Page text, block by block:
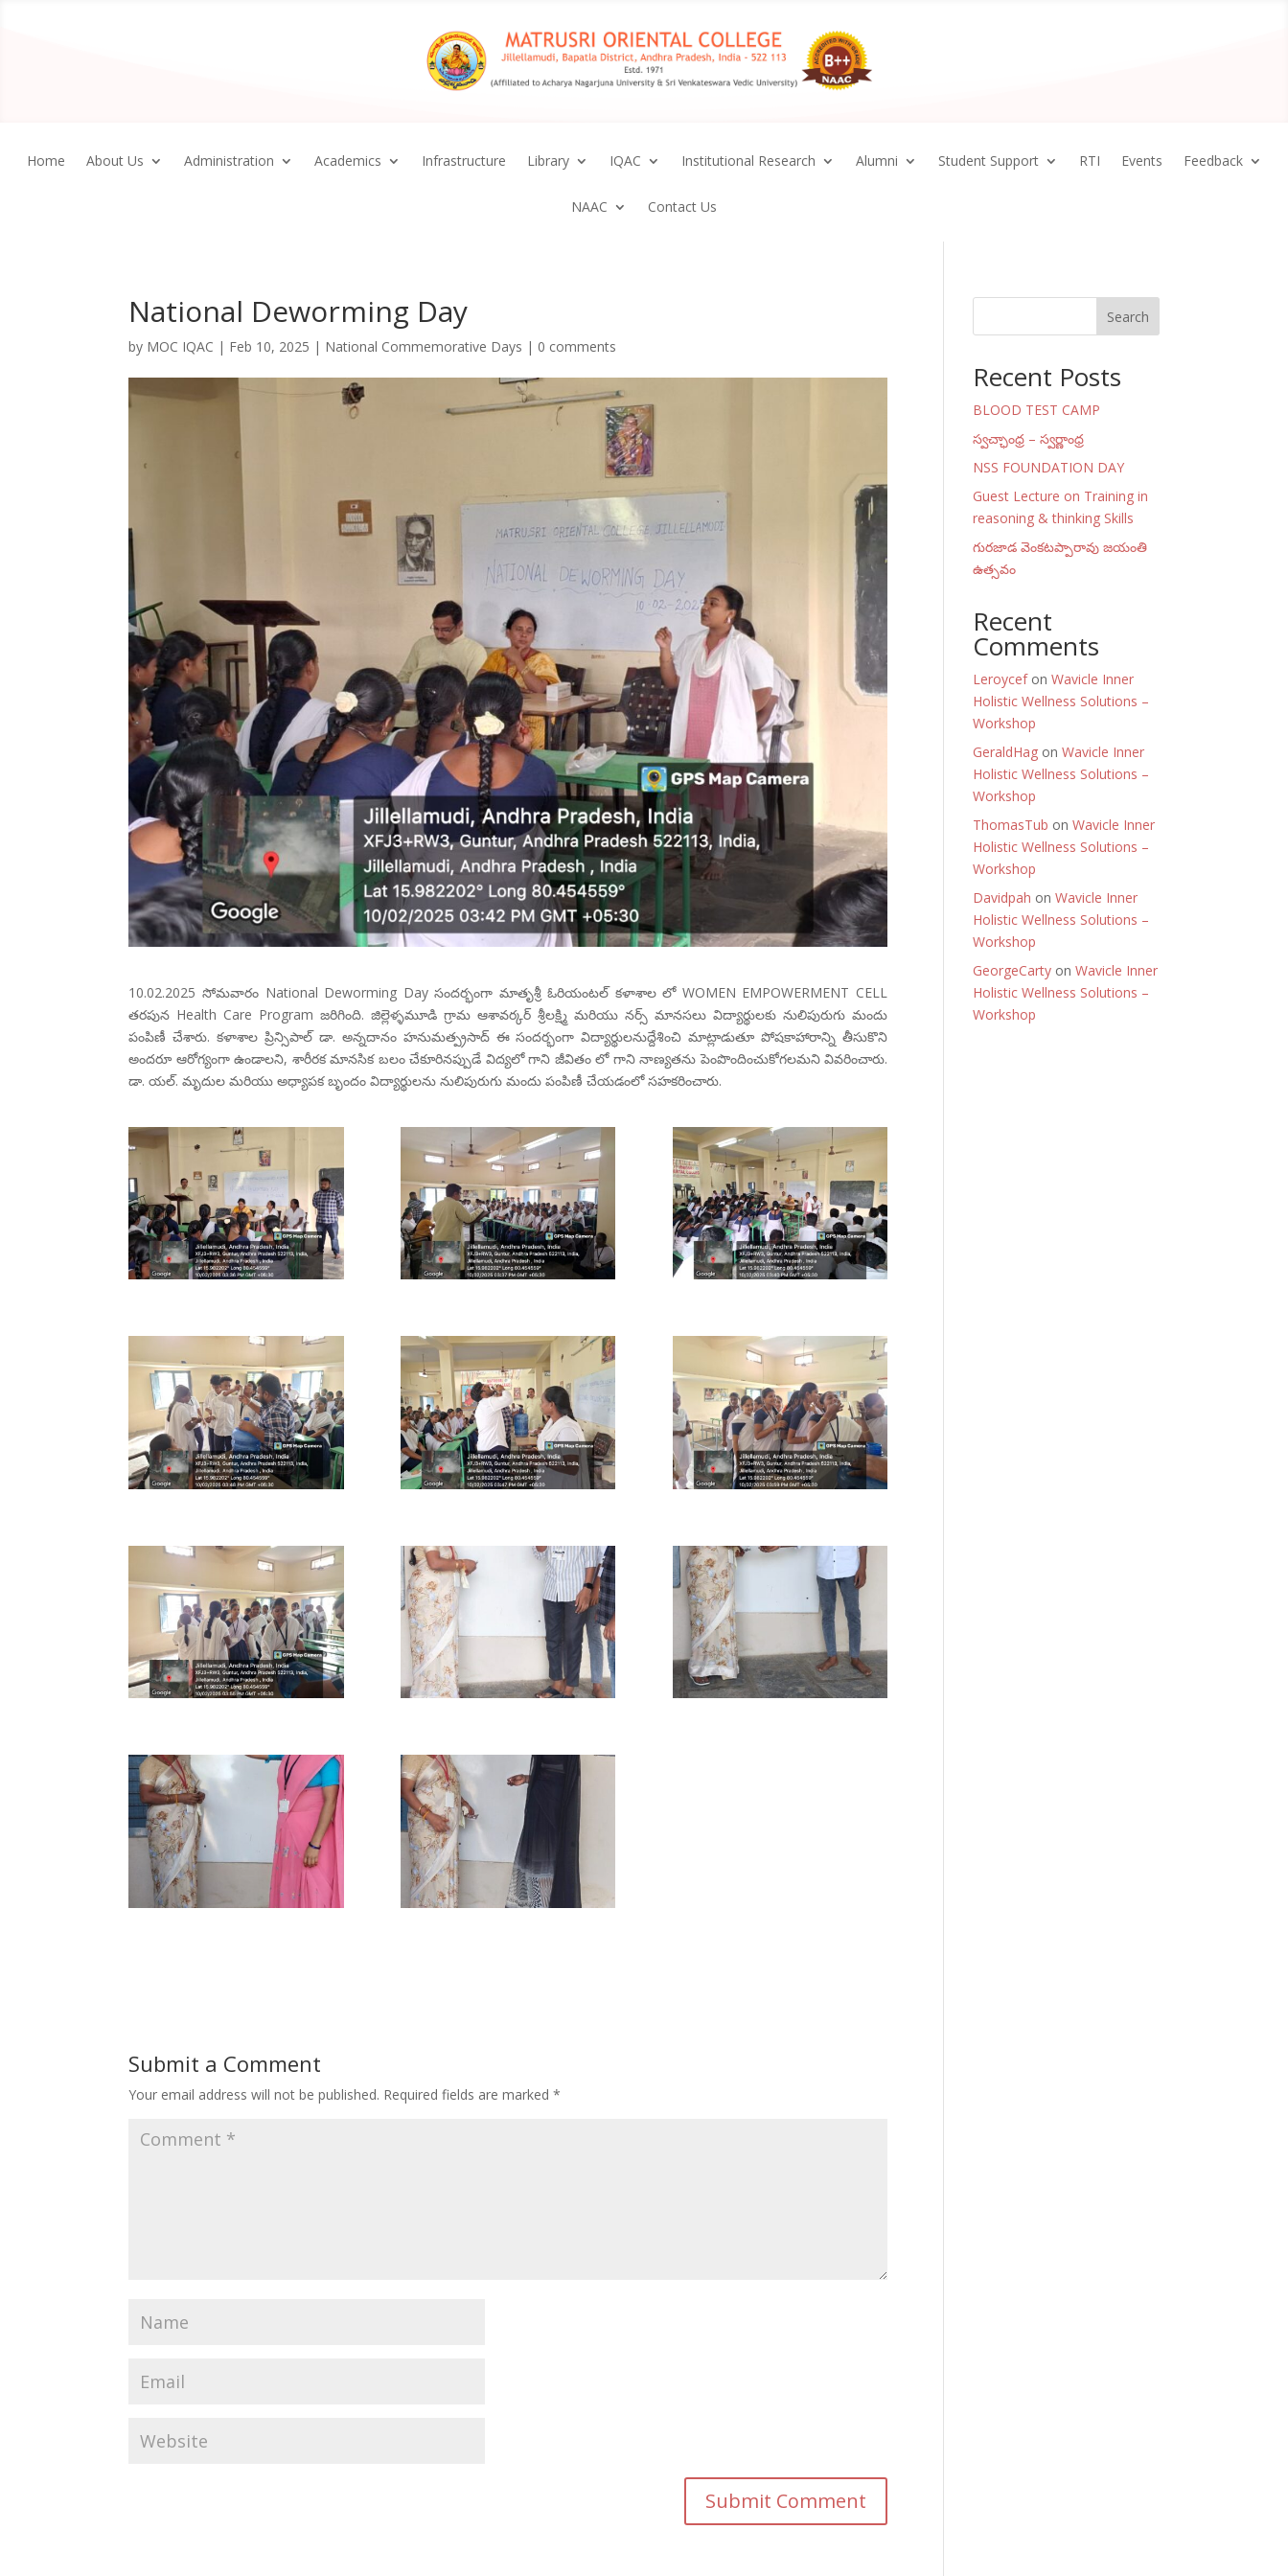
Home About Us Administration Academics Infrastructure Library IQAC Institutional Research Alumni Student Support RTI Events Feedback
NAAC Contact Us
National Deworming Day
by MOC IQAC | Feb 10, 2025 | National Commemorative Days | 0 comments
10.02.2025 సోమవారం National Deworming Day సందర్భంగా మాతృశ్రీ ఓరియంటల్ కళాశాల లో WOMEN EMPOWERMENT CELL
తరపున Health Care Program జరిగింది. జిల్లెళ్ళమూడి గ్రామ ఆశావర్కర్ శ్రీలక్ష్మి మరియు నర్స్ మానసలు విద్యార్థులకు నులిపురుగు మందు
పంపిణీ చేశారు. కళాశాల ప్రిన్సిపాల్ డా. అన్నదానం హనుమత్ప్రసాద్ ఈ సందర్భంగా విద్యార్థులనుద్దేశించి మాట్లాడుతూ పోషకాహారాన్ని తీసుకొని
అందరూ ఆరోగ్యంగా ఉండాలని, శారీరక మానసిక బలం చేకూరినప్పుడే విద్యలో గాని జీవితం లో గాని నాణ్యతను పెంపొందించుకోగలమని వివరించారు.
డా. యల్. మృదుల మరియు అధ్యాపక బృందం విద్యార్థులను నులిపురుగు మందు పంపిణీ చేయడంలో సహకరించారు.
Submit a Comment
Your email address will not be published. Required fields are marked*
Search
Recent Posts
BLOOD TEST CAMP
స్వచ్ఛాంధ్ర – స్వర్ణాంధ్ర
NSS FOUNDATION DAY
Guest Lecture on Training in
reasoning & thinking Skills
గురజాడ వెంకటప్పారావు జయంతి
ఉత్సవం
Recent
Comments
LeroycefonWavicle Inner
Holistic Wellness Solutions –
Workshop
GeraldHag onWavicle Inner
Holistic Wellness Solutions –
Workshop
ThomasTub onWavicle Inner
Holistic Wellness Solutions –
Workshop
Davidpah onWavicle Inner
Holistic Wellness Solutions –
Workshop
GeorgeCarty onWavicle Inner
Holistic Wellness Solutions –
Workshop